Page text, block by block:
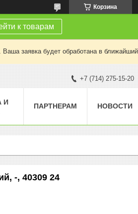
Корзина
к товарам
заявка будет обработана в
+7 (714) 275-15-20
И
ПАРТНЕРАМ НОВОСТИ
-, 40309 24